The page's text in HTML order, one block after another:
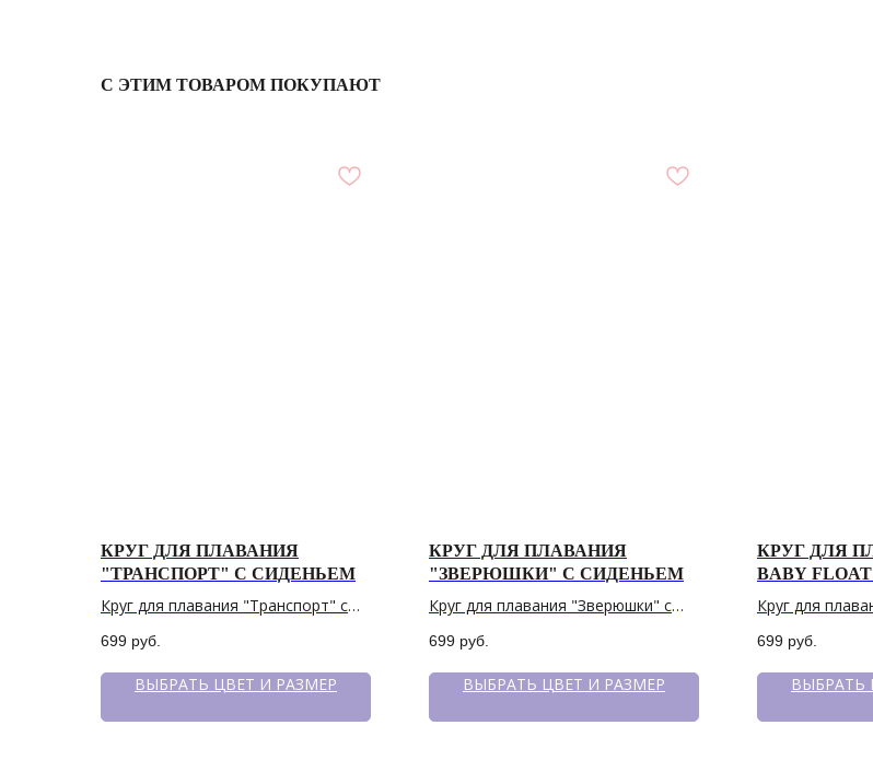
С ЭТИМ ТОВАРОМ ПОКУПАЮТ
КРУГ ДЛЯ ПЛАВАНИЯ
"ТРАНСПОРТ" С СИДЕНЬЕМ
Круг для плавания "Транспорт" с
699 руб.
ВЫБРАТЬ ЦВЕТ И РАЗМЕР
КРУГ ДЛЯ ПЛАВАНИЯ
"ЗВЕРЮШКИ" С СИДЕНЬЕМ
Круг для плавания "Зверюшки" с
699 руб.
ВЫБРАТЬ ЦВЕТ И РАЗМЕР
КРУГ ДЛЯ
BABY
Круг для
699 руб.
ВЫБРАТЬ